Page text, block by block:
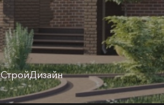
СтройДизайн